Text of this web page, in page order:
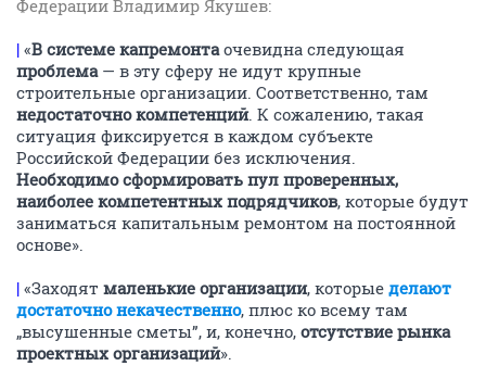
Федерации Владимир Якушев:
| «В системе капремонтаочевидна следующая
проблема— в эту сферу не идут крупные
строительные организации. Соответственно, там
недостаточно компетенций. К сожалению, такая
ситуация фиксируется в каждом субъекте
Российской Федерации без исключения.
Необходимо сформировать пул проверенных,
наиболее компетентных подрядчиков, которые будут
заниматься капитальным ремонтом на постоянной
основе».
| «Заходят маленькие организации, которые делают
достаточно некачественно, плюс ко всему там
„высушенные сметы”, и, конечно, отсутствие рынка
проектных организаций».